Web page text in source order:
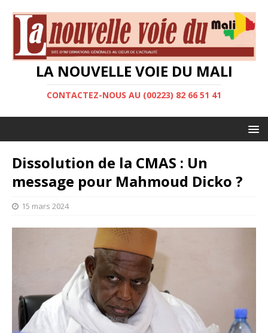
LA NOUVELLE VOIE DU MALI
CONTACTEZ-NOUS AU (00223) 82 66 51 41
Dissolution de la CMAS : Un
message pour Mahmoud Dicko ?
15 mars 2024